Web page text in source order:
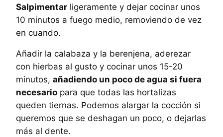
Salpimentar ligeramente y dejar cocinar unos
10 minutos a fuego medio, removiendo de vez
en cuando.
Añadir la calabaza y la berenjena, aderezar
con hierbas al gusto y cocinar unos 15-20
minutos, añadiendo un poco de agua si fuera
necesario para que todas las hortalizas
queden tiernas. Podemos alargar la cocción si
queremos que se deshagan un poco, o dejarlas
más al dente.